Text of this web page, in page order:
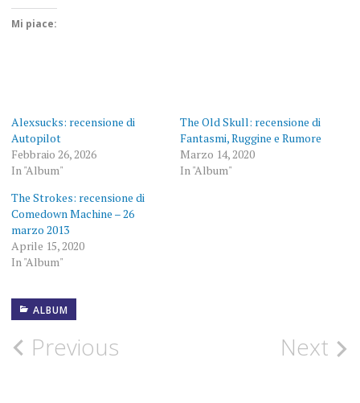
Mi piace:
Alexsucks: recensione di
Autopilot
Febbraio 26, 2026
In "Album"
The Old Skull: recensione di
Fantasmi, Ruggine e Rumore
Marzo 14, 2020
In "Album"
The Strokes: recensione di
Comedown Machine – 26
marzo 2013
Aprile 15, 2020
In "Album"
ALBUM
ALBUM
FOTOGRAFIE
Post
Previous Next